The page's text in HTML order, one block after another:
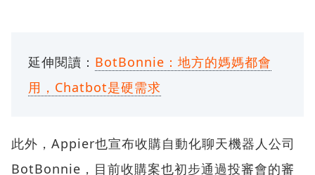
延伸閱讀： BotBonnie：地方的媽媽都會
用，Chatbot是硬需求
此外，Appier也宣布收購自動化聊天機器人公司
BotBonnie，目前收購案也初步通過投審會的審